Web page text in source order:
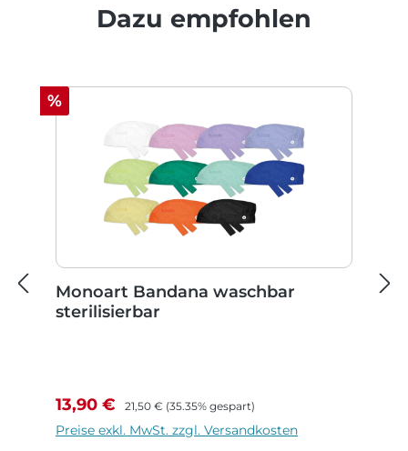
Produktgalerie überspringen
Dazu empfohlen
Rabatt
%
Monoart Bandana waschbar
sterilisierbar
Verkaufspreis:
13,90 € Regulärer Preis:
21,50 € (35.35% gespart)
Preise exkl. MwSt. zzgl. Versandkosten